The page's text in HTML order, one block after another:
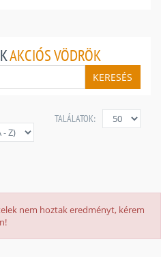
AKCIÓS VÖDRÖK
KERESÉS
TALÁLATOK:
nem hoztak eredményt, kérem